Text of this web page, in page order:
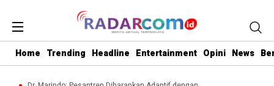
Home Trending Headline Entertainment Opini News